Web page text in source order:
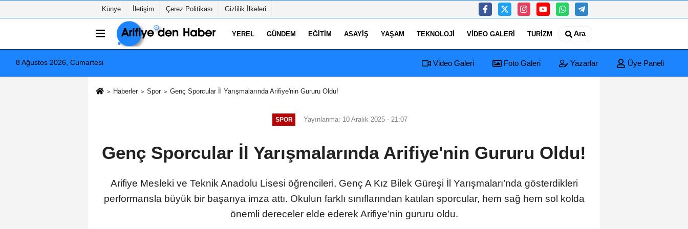
Künye İletişim Çerez Politikası Gizlilik İlkeleri
YEREL GÜNDEM EĞITIM ASAYIŞ YAŞAM TEKNOLOJI VIDEO GALERI TURIZM Ara
8 Ağustos 2026, Cumartesi Video Galeri Foto Galeri Yazarlar Üye Paneli
Haberler Spor Genç Sporcular İl Yarışmalarında Arifiye'nin Gururu Oldu!
SPOR Yayınlanma: 10 Aralık 2025 - 21:07
Genç Sporcular İl Yarışmalarında Arifiye'nin Gururu Oldu!
Arifiye Mesleki ve Teknik Anadolu Lisesi öğrencileri, Genç A Kız Bilek Güreşi İl Yarışmaları’nda gösterdikleri
performansla büyük bir başarıya imza attı. Okulun farklı sınıflarından katılan sporcular, hem sağ hem sol kolda
önemli dereceler elde ederek Arifiye’nin gururu oldu.